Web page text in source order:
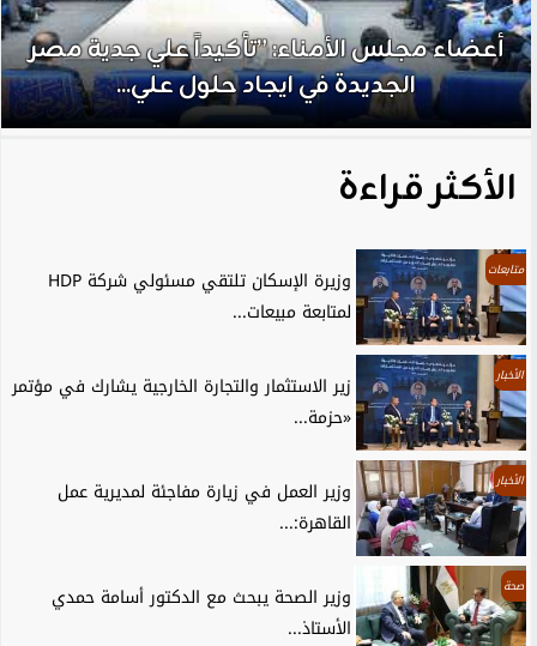
أعضاء مجلس الأمناء: ”تأكيداً علي جدية مصر
الجديدة في ايجاد حلول علي...
الأكثر قراءة
متابعات
وزيرة الإسكان تلتقي مسئولي شركة HDP
لمتابعة مبيعات...
الأخبار
زير الاستثمار والتجارة الخارجية يشارك في مؤتمر
«حزمة...
الأخبار
وزير العمل في زيارة مفاجئة لمديرية عمل
القاهرة:...
صحة
وزير الصحة يبحث مع الدكتور أسامة حمدي
الأستاذ...